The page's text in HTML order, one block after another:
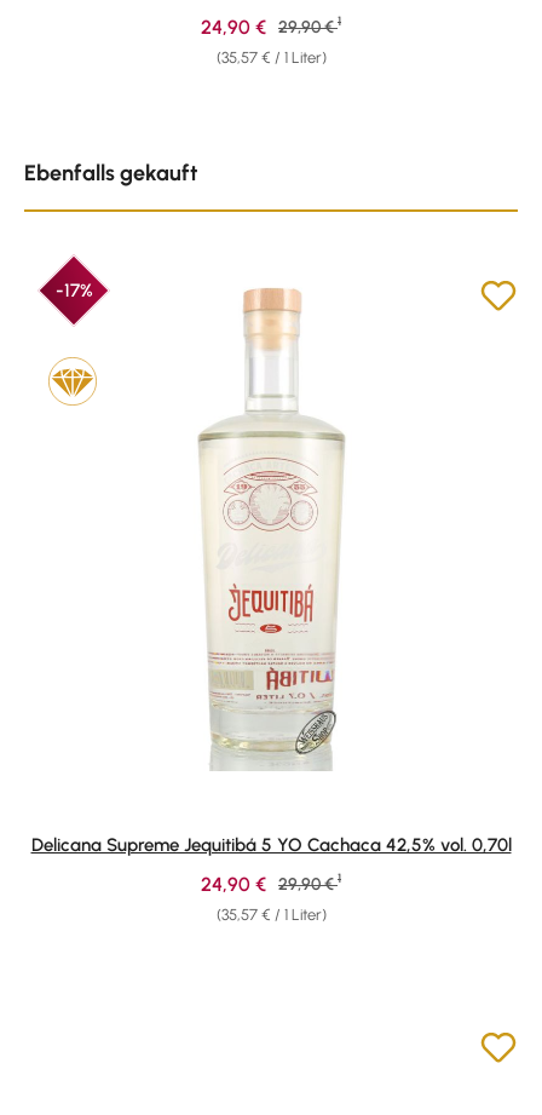
(35,57 € / 1 Liter)
Verkaufspreis:
24,90 € Regulärer Preis:
29,90 € 1
Ebenfalls gekauft
-17%
Delicana Supreme Jequitibá 5 YO Cachaca 42,5% vol. 0,70l
(35,57 € / 1 Liter)
Verkaufspreis:
24,90 € Regulärer Preis:
29,90 € 1